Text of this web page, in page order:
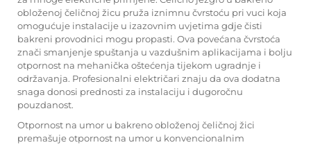
obloženoj čeličnoj žicu pruža iznimnu čvrstoću pri vuci koja
omogućuje instalacije u izazovnim uvjetima gdje čisti
bakreni provodnici mogu propasti. Ova povećana čvrstoća
znači smanjenje spuštanja u vazdušnim aplikacijama i bolju
otpornost na mehanička oštećenja tijekom ugradnje i
održavanja. Profesionalni električari znaju da ova dodatna
snaga donosi prednosti za instalaciju i dugoročnu
pouzdanost.
Otpornost na umor u bakreno obloženoj čeličnoj žici
premašuje otpornost na umor u konvencionalnim